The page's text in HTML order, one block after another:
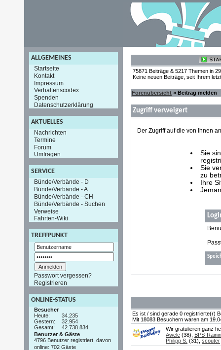
ALLGEMEINES
Startseite
Kontakt
Impressum
Verhaltenscodex
Spenden
Datenschutzerklärung
AKTUELLES
Nachrichten
Termine
Forum
Umfragen
SERVICE
Bünde/Verbände - D
Bünde/Verbände - A
Bünde/Verbände - CH
Bünde/Verbände - Suchen
Verweise
Fahrten-Wiki
TREFFPUNKT
Passwort vergessen?
Registrieren
ONLINE-STATUS
Besucher
Heute:
34.235
Gestern:
32.954
Gesamt:
42.738.834
Benutzer & Gäste
4796 Benutzer registriert, davon
online: 702 Gäste
75871 Beiträge & 5217 Themen in
Keine neuen Beiträge, seit Ihrem
Forenübersicht » Beitrag melden
Zugriff verweigert
Der Zugriff auf die von Ihnen
Sie
Sie
zu
Ihre
Es ist / sind gerade 0 registrierte(r)
Mit 18083 Besuchern waren am
Wir gratulieren ganz
Awele (38), BPS-
Philipp S. (31), scouter